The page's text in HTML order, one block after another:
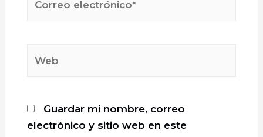
Guardar mi nombre, correo
electrónico y sitio web en este